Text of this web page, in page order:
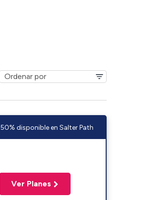
50% disponible en Salter Path
Ver Planes